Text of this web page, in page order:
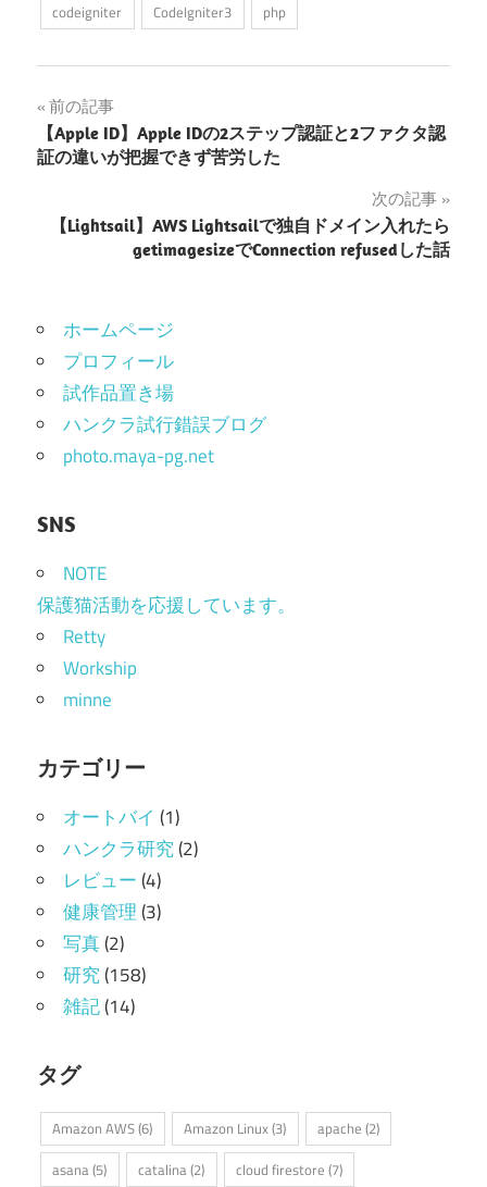
codeigniter CodeIgniter3 php
投
稿
ビ
ー
シ
ョ
ン
前の記事
【Apple ID】Apple IDの2ステップ認証と2ファクタ認
証の違いが把握できず苦労した
次の記事
【Lightsail】AWS Lightsailで独自ドメイン入れたら
getimagesizeでConnection refusedした話
ホームページ
プロフィール
試作品置き場
ハンクラ試行錯誤ブログ
photo.maya-pg.net
SNS
NOTE
保護猫活動を応援しています。
Retty
Workship
minne
カテゴリー
オートバイ (1)
ハンクラ研究(2)
レビュー(4)
健康管理(3)
写真(2)
研究(158)
雑記(14)
タグ
Amazon AWS(6) Amazon Linux(3) apache (2)
asana (5) catalina (2) cloud firestore (7)